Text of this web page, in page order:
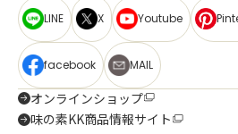
LINE X Youtube
facebook MAIL
オンラインショップ
味の素KK商品情報サイト